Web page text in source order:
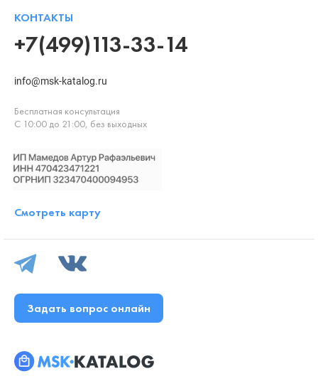
КОНТАКТЫ
+7(499)113-33-14
info@msk-katalog.ru
Бесплатная консультация
С 10:00 до 21:00, без выходных
Смотреть карту
Задать вопрос онлайн